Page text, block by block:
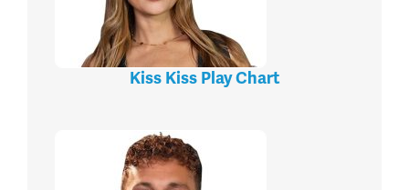
Kiss Kiss Play Chart